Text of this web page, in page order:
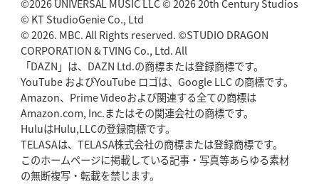
©2026 UNIVERSAL MUSIC LLC © 2026 20th Century Studios
© KT StudioGenie Co., Ltd
© 2026. MBC. All Rights reserved. ©STUDIO DRAGON
CORPORATION & TVING Co., Ltd. All
「DAZN」は、DAZN Ltd.の商標または登録商標です。
YouTube およびYouTube ロゴは、Google LLC の商標です。
Amazon、Prime Videoおよび関連する全ての商標は
Amazon.com, Inc.またはその関連会社の商標です。
HuluはHulu,LLCの登録商標です。
TELASAは、TELASA株式会社の商標または登録商標です。
このホームページに掲載している記事・写真等あらゆる素材
の無断複写・転載を禁じます。